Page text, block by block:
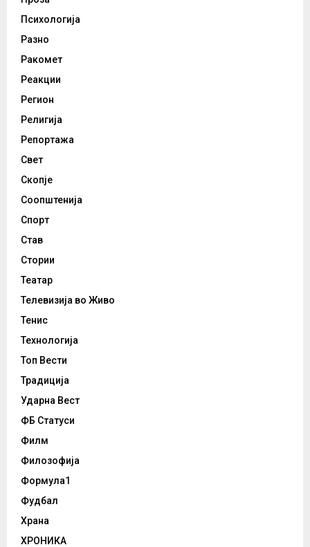
Психологија
Разно
Ракомет
Реакции
Регион
Религија
Репортажа
Свет
Скопје
Соопштенија
Спорт
Став
Стории
Театар
Телевизија во Живо
Тенис
Технологија
Топ Вести
Традиција
Ударна Вест
ФБ Статуси
Филм
Филозофија
Формула1
Фудбал
Храна
ХРОНИКА